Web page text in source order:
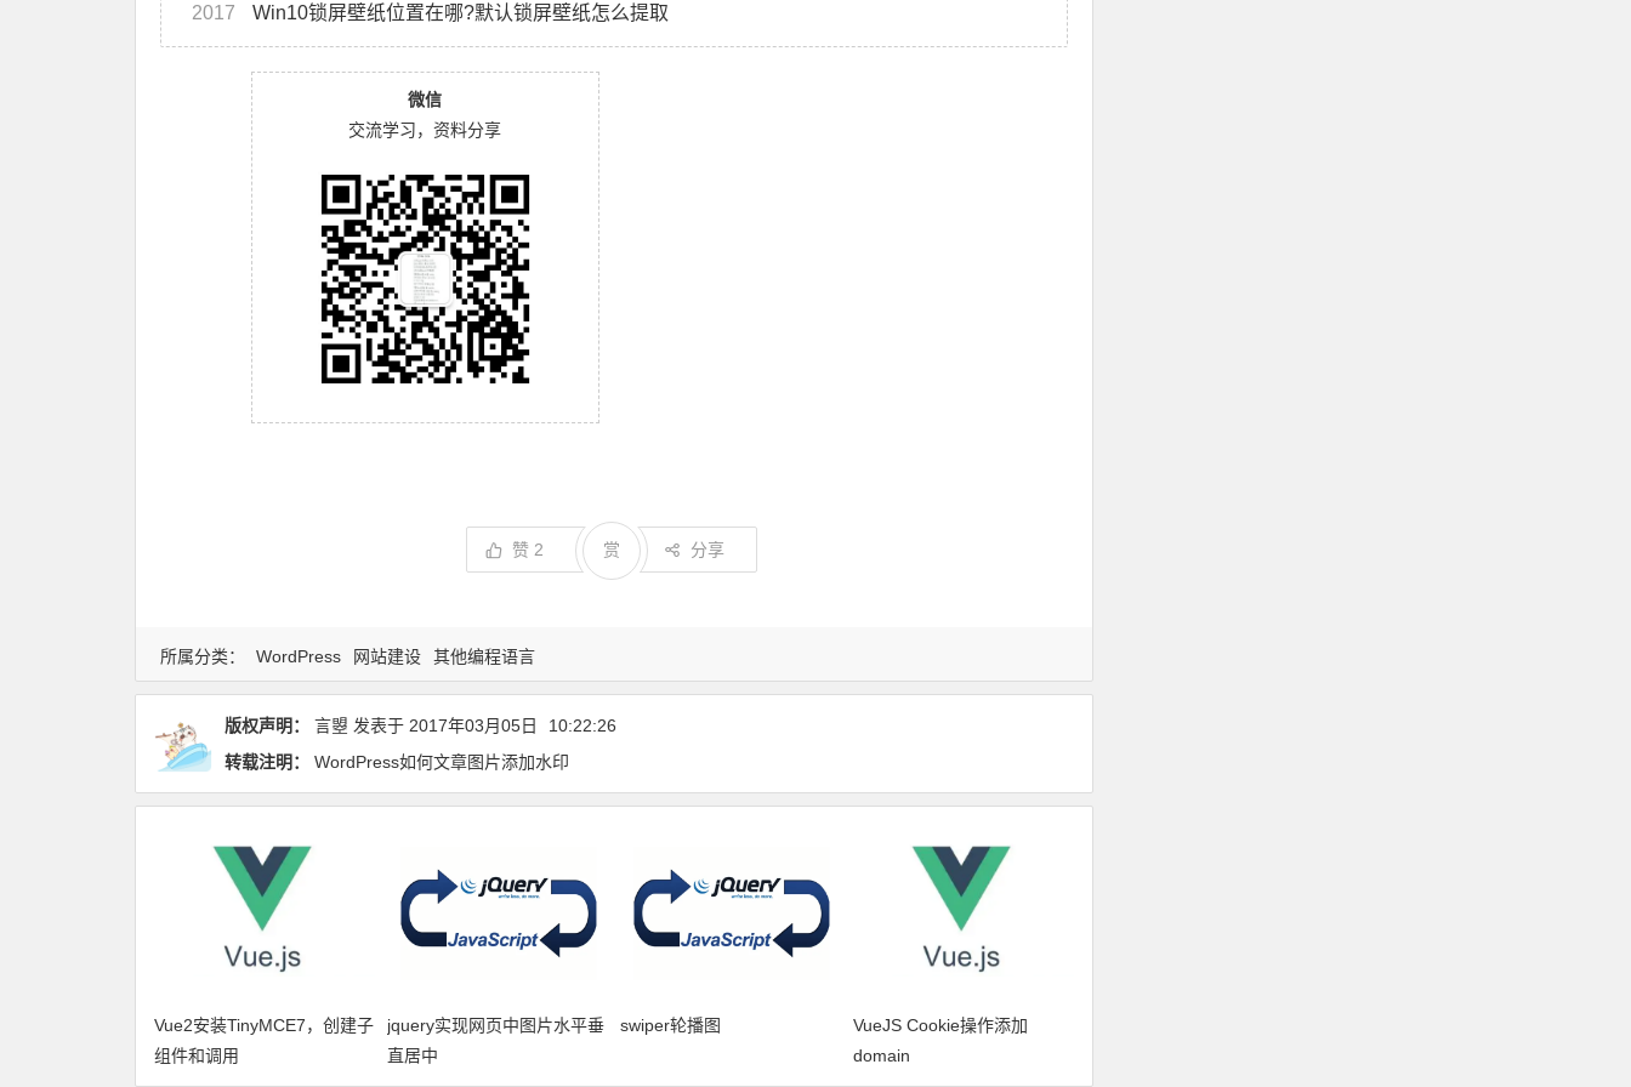
2017 Win10锁屏壁纸位置在哪?默认锁屏壁纸怎么提取
微信
交流学习，资料分享
赞 2 分享
赏
所属分类： WordPress 网站建设 其他编程语言
版权声明： 言曌 发表于 2017年03月05日
10:22:26
转载注明：
WordPress如何文章图片添加水印
Vue2安装TinyMCE7，创建子
组件和调用
jquery实现网页中图片水平垂
直居中
swiper轮播图
VueJS Cookie操作添加
domain